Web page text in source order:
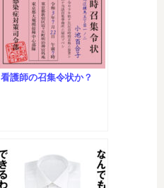
看護師の召集令状か？